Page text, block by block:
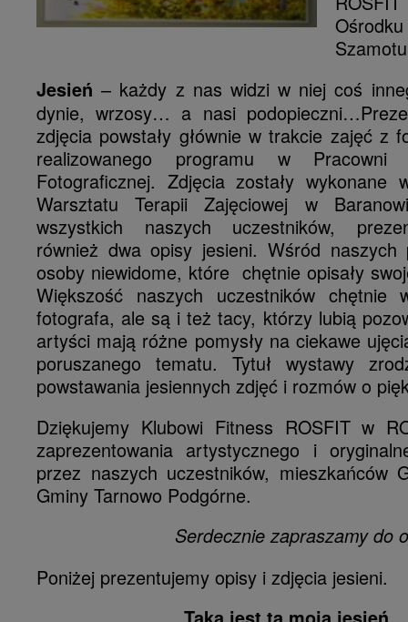
Jesień – każdy z nas widzi w niej coś
dynie, wrzosy… a nasi
zdjęcia powstały głównie w trakcie zajęć z
realizowanego programu w Pracowni
Fotograficznej. Zdjęcia zostały wykonane
Warsztatu Terapii Zajęciowej w
wszystkich naszych uczestników,
również dwa opisy jesieni. Wśród naszych
osoby niewidome, które chętnie opisały
Większość naszych uczestników
fotografa, ale są i też tacy, którzy lubią
artyści mają różne pomysły na ciekawe
poruszanego tematu. Tytuł wystawy
powstawania jesiennych zdjęć i rozmów o
Dziękujemy Klubowi Fitness ROSFIT w
zaprezentowania artystycznego i
przez naszych uczestników, mieszkańców
Gminy Tarnowo Podgórne.
Serdecznie zapraszamy do
Poniżej prezentujemy opisy i zdjęcia jesieni.